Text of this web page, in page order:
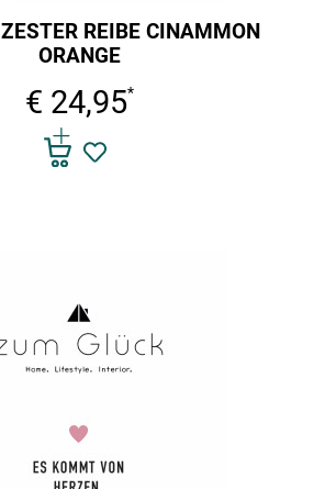
REIBE CINAMMON
ORANGE
€ 24,95*